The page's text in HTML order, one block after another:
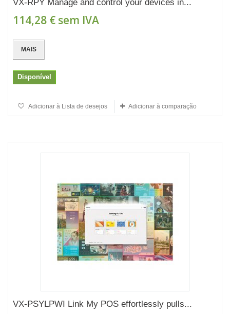
VX-RPY Manage and control your devices in...
114,28 € sem IVA
MAIS
Disponível
Adicionar à Lista de desejos Adicionar à comparação
VX-PSYLPWI Link My POS effortlessly pulls...